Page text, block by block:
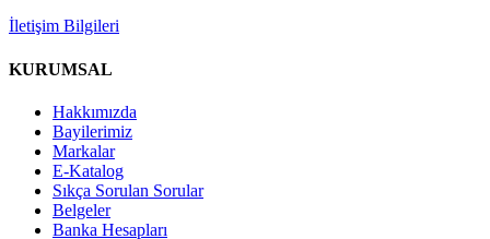
İletişim Bilgileri
KURUMSAL
Hakkımızda
Bayilerimiz
Markalar
E-Katalog
Sıkça Sorulan Sorular
Belgeler
Banka Hesapları